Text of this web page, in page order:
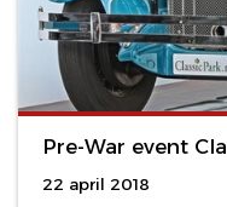
Pre-War event
22 april 2018